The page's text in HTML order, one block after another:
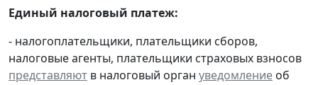
Единый налоговый платеж:
- налогоплательщики, плательщики сборов,
налоговые агенты, плательщики страховых взносов
представляют в налоговый орган уведомление об